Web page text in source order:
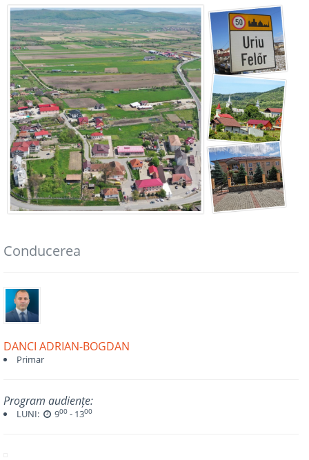
Conducerea
DANCI ADRIAN-BOGDAN
Primar
Program audiențe:
LUNI: 900 - 1300